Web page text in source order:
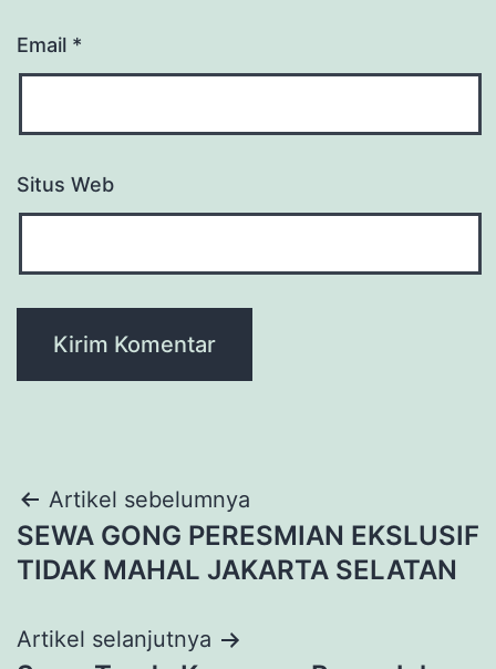
Email *
Situs Web
Navigasi
pos
Artikel sebelumnya
SEWA GONG PERESMIAN EKSLUSIF
TIDAK MAHAL JAKARTA SELATAN
Artikel selanjutnya